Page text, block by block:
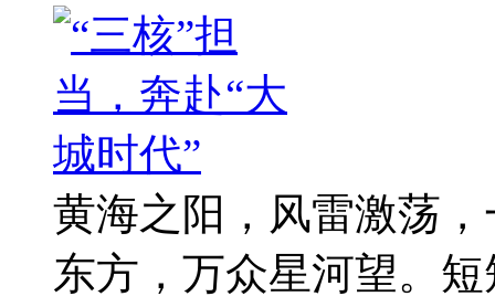
黄海之阳，风雷激荡
东方，万众星河望。